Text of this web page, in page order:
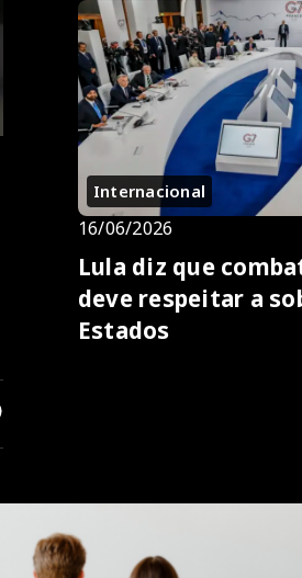
Internacional
16/06/2026
Lula diz que
deve respeitar a
Estados